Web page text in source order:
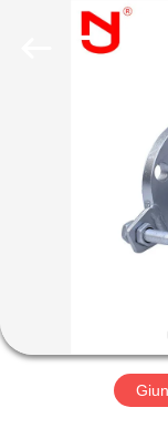
PRODOTTI
MOSTRA
CIRCA